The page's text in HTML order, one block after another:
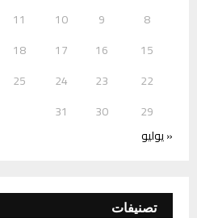
8
9
10
11
15
16
17
18
22
23
24
25
29
30
31
« يوليو
تصنيفات